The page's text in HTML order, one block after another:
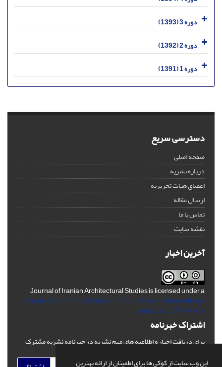
این وب سایت از کوکی ها برای اطمینان از ارائه بهترین
دوره 3 (1393)
دوره 2 (1392)
دوره 1 (1391)
دسترسی سریع
صفحه اصلی
درباره نشریه
اعضای هیات تحریریه
ارسال مقاله
تماس با ما
نقشه سایت
آخرین اخبار
Journal of Iranian Architectural Studies is licensed under a
Creative Commons Attribution-ShareAlike 4.0 International
License. (CC BY-AA 4.0)
اشتراک خبرنامه
برای دریافت اخبار و اطلاعیه های مهم نشریه در خبرنامه نشریه مشترک